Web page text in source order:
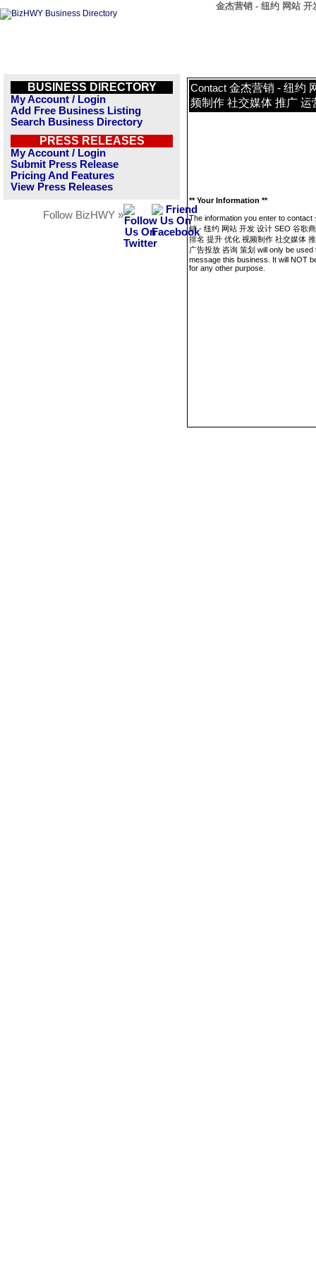
金杰营销 - 纽约 网站
BUSINESS DIRECTORY
My Account / Login
Add Free Business Listing
Search Business Directory
PRESS RELEASES
My Account / Login
Submit Press Release
Pricing And Features
View Press Releases
Follow BizHWY »
Contact 金杰营销 - 纽约
频制作 社交媒体 推广
** Your Information **
The information you enter to contact
销 - 纽约 网站 开发 设计 SEO 谷歌
排名 提升 优化 视频制作 社交媒体
广告投放 咨询 策划 will only be used
message this business. It will NOT
for any other purpose.